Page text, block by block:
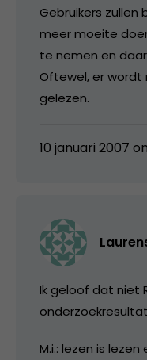
Gebruikers
meer moeite
te nemen en
Oftewel, er
gelezen.
10 januari 2007
Ik geloof dat niet
M.i.: lezen is